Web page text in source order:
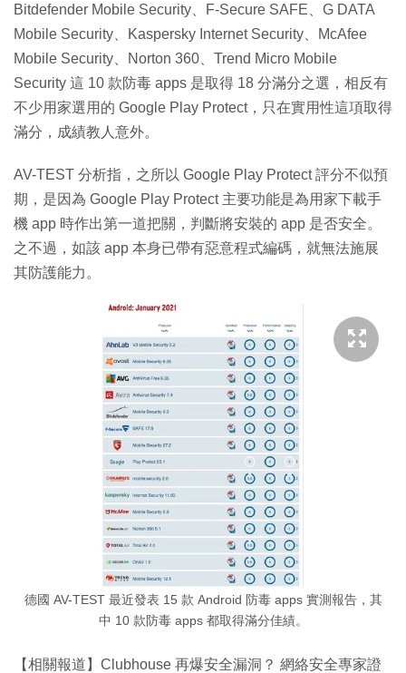
Bitdefender Mobile Security、F-Secure SAFE、G DATA
Mobile Security、Kaspersky Internet Security、McAfee
Mobile Security、Norton 360、Trend Micro Mobile
Security 這 10 款防毒 apps 是取得 18 分滿分之選，相反有
不少用家選用的 Google Play Protect，只在實用性這項取得
滿分，成績教人意外。
AV-TEST 分析指，之所以 Google Play Protect 評分不似預
期，是因為 Google Play Protect 主要功能是為用家下載手
機 app 時作出第一道把關，判斷將安裝的 app 是否安全。
之不過，如該 app 本身已帶有惡意程式編碼，就無法施展
其防護能力。
德國 AV-TEST 最近發表 15 款 Android 防毒 apps 實測報告，其
中 10 款防毒 apps 都取得滿分佳績。
【相關報道】Clubhouse 再爆安全漏洞？ 網絡安全專家證